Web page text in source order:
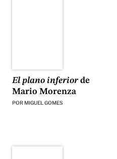
El plano inferiorde
Mario Morenza
POR MIGUEL GOMES